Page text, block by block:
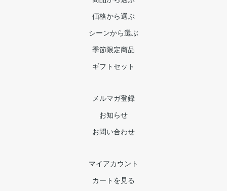
価格から選ぶ
シーンから選ぶ
季節限定商品
ギフトセット
メルマガ登録
お知らせ
お問い合わせ
マイアカウント
カートを見る